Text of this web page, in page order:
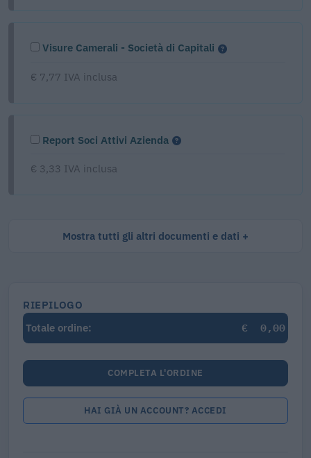
Visure Camerali - Società di Capitali
€ 7,77 IVA inclusa
Report Soci Attivi Azienda
€ 3,33 IVA inclusa
Mostra tutti gli altri documenti e dati
RIEPILOGO
Totale ordine:
€ 0,00
COMPLETA L'ORDINE
HAI GIÀ UN ACCOUNT? ACCEDI